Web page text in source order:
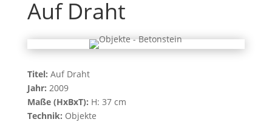
Auf Draht
Titel: Auf Draht
Jahr: 2009
Maße (HxBxT): H: 37 cm
Technik: Objekte